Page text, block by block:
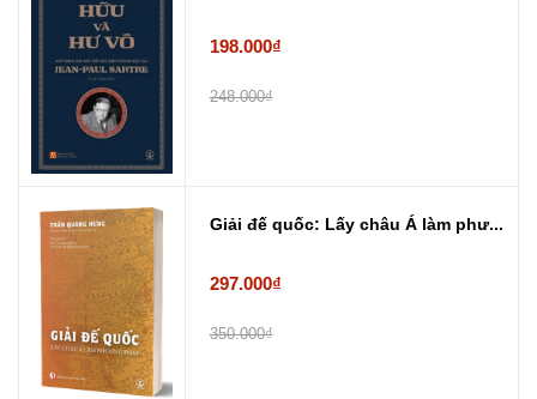
198.000₫
248.000₫
Giải đế quốc: Lấy châu Á làm phư...
297.000₫
350.000₫